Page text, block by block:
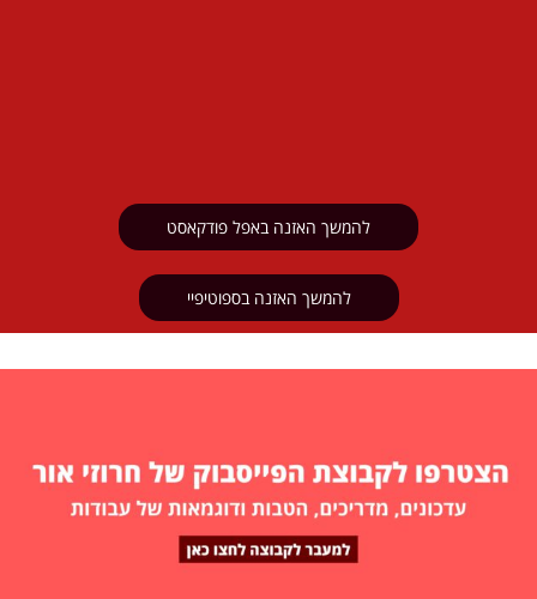
להמשך האזנה באפל פודקאסט
להמשך האזנה בספוטיפיי